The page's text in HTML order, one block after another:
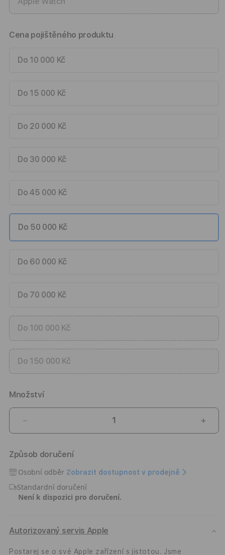
Cena pojištěného produktu
Do 10 000 Kč
Do 15 000 Kč
Do 20 000 Kč
Do 30 000 Kč
Do 45 000 Kč
Do 50 000 Kč
Do 60 000 Kč
Do 70 000 Kč
Do 100 000 Kč
Do 150 000 Kč
Množství
množství
Ochrana
před
poškozením
a
odcizením
rok
rok
Způsob doručení
Osobní odběr Zobrazit dostupnost v prodejně
Standardní doručení
Není k dispozici pro doručení.
Autorizovaný servis Apple
Postarej se o své Apple zařízení s jistotou. Jsme